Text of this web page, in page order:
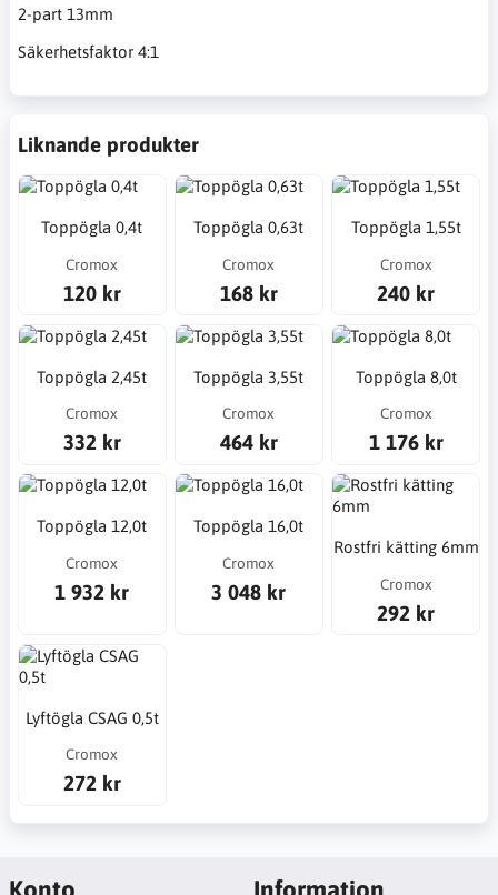
2-part 13mm
Säkerhetsfaktor 4:1
Liknande produkter
Toppögla 0,4t
Cromox
120 kr
Toppögla 0,63t
Cromox
168 kr
Toppögla 1,55t
Cromox
240 kr
Toppögla 2,45t
Cromox
332 kr
Toppögla 3,55t
Cromox
464 kr
Toppögla 8,0t
Cromox
1 176 kr
Toppögla 12,0t
Cromox
1 932 kr
Toppögla 16,0t
Cromox
3 048 kr
Rostfri kätting 6mm
Cromox
292 kr
Lyftögla CSAG 0,5t
Cromox
272 kr
Konto Information